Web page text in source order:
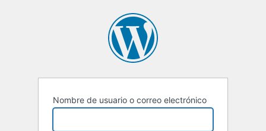
Nombre de usuario o correo electrónico